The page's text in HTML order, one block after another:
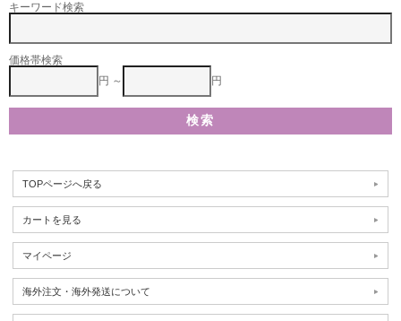
キーワード検索
価格帯検索
円 ～
円
TOPページへ戻る
カートを見る
マイページ
海外注文・海外発送について